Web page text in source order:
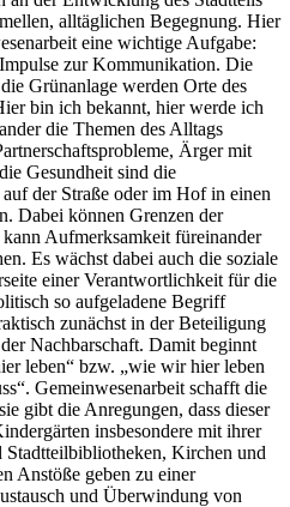
alltäglichen Begegnung. Hier
eine wichtige Aufgabe:
zur Kommunikation. Die
Grünanlage werden Orte des
bin ich bekannt, hier werde ich
die Themen des Alltags
Ärger mit
Gesundheit sind die
der Straße oder im Hof in einen
Dabei können Grenzen der
Aufmerksamkeit füreinander
Es wächst dabei auch die soziale
einer Verantwortlichkeit für die
so aufgeladene Begriff
zunächst in der Beteiligung
Nachbarschaft. Damit beginnt
leben“ bzw. „wie wir hier leben
Gemeinwesenarbeit schafft die
gibt die Anregungen, dass dieser
insbesondere mit ihrer
Stadtteilbibliotheken, Kirchen und
Anstöße geben zu einer
und Überwindung von